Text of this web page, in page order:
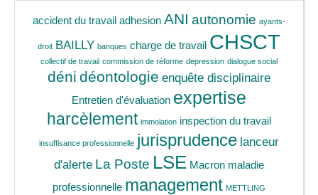
accident du travail adhesion ANI autonomie ayants-
droit BAILLY banques charge de travail CHSCT
collectif de travail commission de réforme depression dialogue social
déni déontologie enquête disciplinaire
Entretien d'évaluation expertise
harcèlement immolation inspection du travail
insuffisance professionnelle jurisprudence lanceur
d'alerte La Poste LSE Macron maladie
professionnelle management METTLING